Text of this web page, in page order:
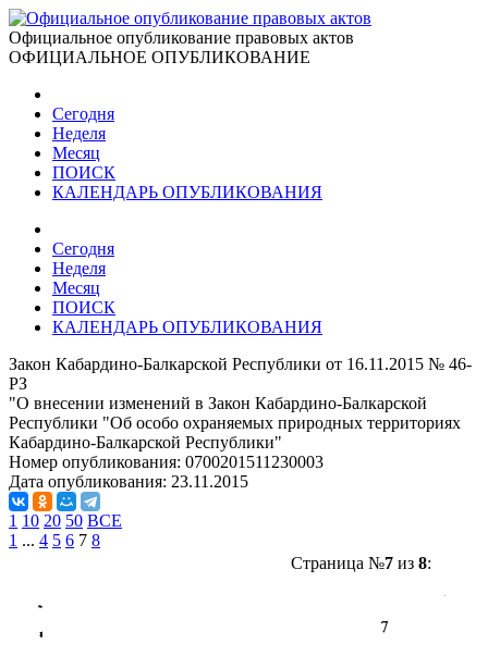
Официальное опубликование правовых актов
ОФИЦИАЛЬНОЕ ОПУБЛИКОВАНИЕ
Сегодня
Неделя
Месяц
ПОИСК
КАЛЕНДАРЬ ОПУБЛИКОВАНИЯ
Сегодня
Неделя
Месяц
ПОИСК
КАЛЕНДАРЬ ОПУБЛИКОВАНИЯ
Закон Кабардино-Балкарской Республики от 16.11.2015 № 46-
РЗ
"О внесении изменений в Закон Кабардино-Балкарской
Республики "Об особо охраняемых природных территориях
Кабардино-Балкарской Республики"
Номер опубликования: 0700201511230003
Дата опубликования: 23.11.2015
1 10 20 50 ВСЕ
1 ... 4 5 6 7 8
Страница №7из 8: